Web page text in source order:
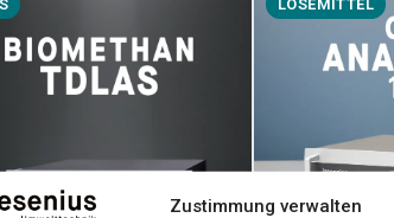
Zustimmung verwalten
LÖSEMITTEL